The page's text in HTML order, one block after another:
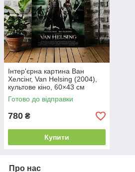
Інтер'єрна картина Ван
Хелсінг, Van Helsing (2004),
культове кіно, 60×43 см
Готово до відправки
780 ₴
Купити
Про нас